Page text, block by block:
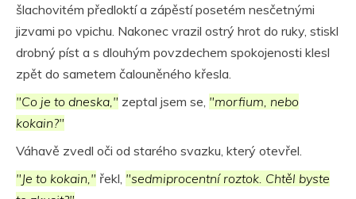
šlachovitém předloktí a zápěstí posetém nesčetnými
jizvami po vpichu. Nakonec vrazil ostrý hrot do ruky, stiskl
drobný píst a s dlouhým povzdechem spokojenosti klesl
zpět do sametem čalouněného křesla.
"Co je to dneska," zeptal jsem se, "morfium, nebo
kokain?"
Váhavě zvedl oči od starého svazku, který otevřel.
"Je to kokain," řekl, "sedmiprocentní roztok. Chtěl byste